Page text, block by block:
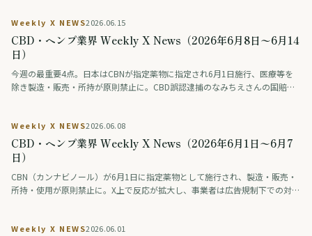
Weekly X NEWS2026.06.15
CBD・ヘンプ業界 Weekly X News（2026年6月8日〜6月14
日）
今週の最重要4点。日本はCBNが指定薬物に指定され6月1日施行、医療等を
除き製造・販売・所持が原則禁止に。CBD誤認逮捕のなみちえさんの国賠訴
要求。タイは合法化4年で医療用限定に転換し7000店超が閉店。
Weekly X NEWS2026.06.08
CBD・ヘンプ業界 Weekly X News（2026年6月1日〜6月7
日）
CBN（カンナビノール）が6月1日に指定薬物として施行され、製造・販売・
所持・使用が原則禁止に。X上で反応が拡大し、事業者は広告規制下での対応
会に要請。欧州ではフランスがCBD食品の販売を禁止し、EU全体で規制強化
Weekly X NEWS2026.06.01